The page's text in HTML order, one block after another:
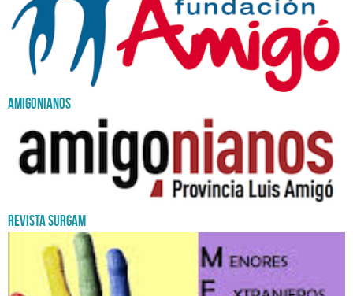
Amigonianos
REVISTA SURGAM